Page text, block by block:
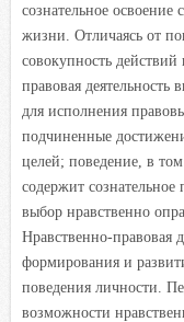
сознательное освоение
жизни. Отличаясь от
совокупность
правовая деятельность
для исполнения
подчиненные
целей; поведение, в
содержит
выбор нравственно
Нравственно-правовая
формирования и
поведения личности.
возможности